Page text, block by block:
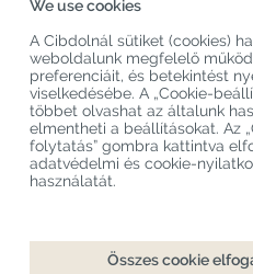
Termékkategóriák
Vevőszolgálat
Legújabb CBD Blogok
We use cookies
A Cibdolnál sütiket (cookies)
weboldalunk megfelelő
preferenciáit, és betekintést
viselkedésébe. A „Cookie-
többet olvashat az általunk
elmentheti a beállításokat. Az
folytatás” gombra kattintva
adatvédelmi és cookie-
használatát.
Összes cookie
Cibdol